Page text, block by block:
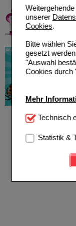
unserer
Cookies.
Bitte wählen
gesetzt
"Auswahl
Cookies durch
Mehr
Technisch
Website
Kundenkonto),
werden kann.
Besuchers
anzupassen.
Technisch
Statistik &